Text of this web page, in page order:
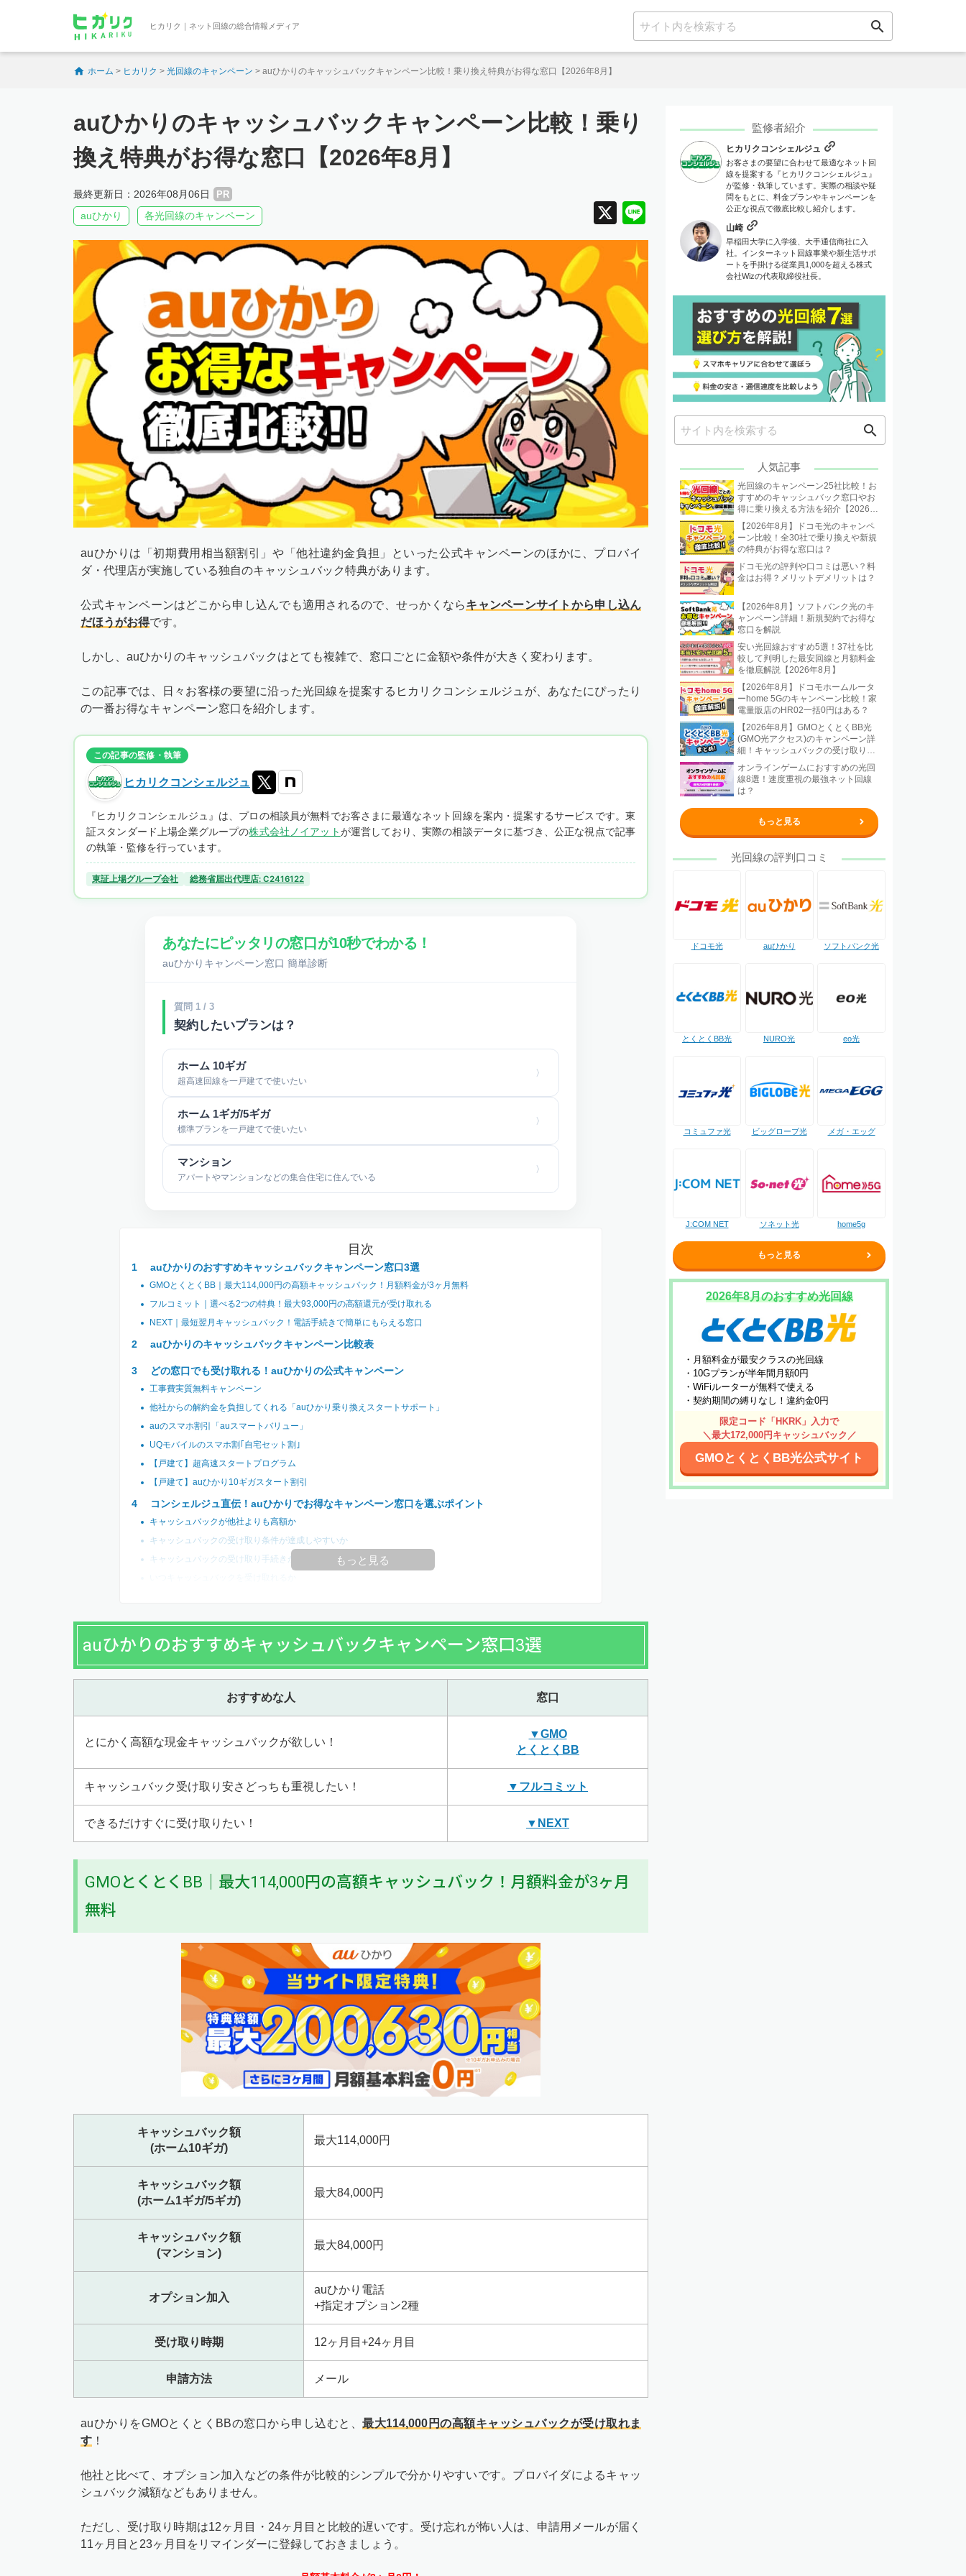
ヒカリク｜ネット回線の総合情報メディア search
ホーム > ヒカリク > 光回線のキャンペーン > auひかりのキャッシュバックキャンペーン比較！乗り換え特典がお得な窓口【2026年8月】
auひかりのキャッシュバックキャンペーン比較！乗り
換え特典がお得な窓口【2026年8月】
最終更新日：2026年08月06日 PR
X
auひかり 各光回線のキャンペーン
auひかりは「初期費用相当額割引」や「他社違約金負担」といった公式キャンペーンのほかに、プロバイ
ダ・代理店が実施している独自のキャッシュバック特典があります。
公式キャンペーンはどこから申し込んでも適用されるので、せっかくならキャンペーンサイトから申し込ん
だほうがお得です。
しかし、auひかりのキャッシュバックはとても複雑で、窓口ごとに金額や条件が大きく変わります。
この記事では、日々お客様の要望に沿った光回線を提案するヒカリクコンシェルジュが、あなたにぴったり
の一番お得なキャンペーン窓口を紹介します。
この記事の監修・執筆
ヒカリクコンシェルジュ
『ヒカリクコンシェルジュ』は、プロの相談員が無料でお客さまに最適なネット回線を案内・提案するサービスです。東
証スタンダード上場企業グループの株式会社ノイアットが運営しており、実際の相談データに基づき、公正な視点で記事
の執筆・監修を行っています。
東証上場グループ会社 総務省届出代理店: C2416122
あなたにピッタリの窓口が10秒でわかる！
auひかりキャンペーン窓口 簡単診断
質問 1 / 3
契約したいプランは？
ホーム 10ギガ
超高速回線を一戸建てで使いたい
ホーム 1ギガ/5ギガ
標準プランを一戸建てで使いたい
マンション
アパートやマンションなどの集合住宅に住んでいる
目次
auひかりのおすすめキャッシュバックキャンペーン窓口3選
GMOとくとくBB｜最大114,000円の高額キャッシュバック！月額料金が3ヶ月無料
フルコミット｜選べる2つの特典！最大93,000円の高額還元が受け取れる
NEXT｜最短翌月キャッシュバック！電話手続きで簡単にもらえる窓口
auひかりのキャッシュバックキャンペーン比較表
どの窓口でも受け取れる！auひかりの公式キャンペーン
工事費実質無料キャンペーン
他社からの解約金を負担してくれる「auひかり乗り換えスタートサポート」
auのスマホ割引「auスマートバリュー」
UQモバイルのスマホ割｢自宅セット割｣
【戸建て】超高速スタートプログラム
【戸建て】auひかり10ギガスタート割引
コンシェルジュ直伝！auひかりでお得なキャンペーン窓口を選ぶポイント
キャッシュバックが他社よりも高額か
キャッシュバックの受け取り条件が達成しやすいか
キャッシュバックの受け取り手続きが簡単か
もっと見る
auひかりのおすすめキャッシュバックキャンペーン窓口3選
おすすめな人 窓口
とにかく高額な現金キャッシュバックが欲しい！
▼GMO
とくとくBB
キャッシュバック受け取り安さどっちも重視したい！ ▼フルコミット
できるだけすぐに受け取りたい！ ▼NEXT
GMOとくとくBB｜最大114,000円の高額キャッシュバック！月額料金が3ヶ月
無料
キャッシュバック額
(ホーム10ギガ)
最大114,000円
キャッシュバック額
(ホーム1ギガ/5ギガ)
最大84,000円
キャッシュバック額
(マンション)
最大84,000円
オプション加入
auひかり電話
+指定オプション2種
受け取り時期 12ヶ月目+24ヶ月目
申請方法 メール
auひかりをGMOとくとくBBの窓口から申し込むと、 最大114,000円の高額キャッシュバックが受け取れま
す ！
他社と比べて、オプション加入などの条件が比較的シンプルで分かりやすいです。プロバイダによるキャッ
シュバック減額などもありません。
ただし、受け取り時期は12ヶ月目・24ヶ月目と比較的遅いです。受け忘れが怖い人は、申請用メールが届く
11ヶ月目と23ヶ月目をリマインダーに登録しておきましょう。
監修者紹介
ヒカリクコンシェルジュ
お客さまの要望に合わせて最適なネット回
線を提案する『ヒカリクコンシェルジュ』
が監修・執筆しています。実際の相談や疑
問をもとに、料金プランやキャンペーンを
公正な視点で徹底比較し紹介します。
山崎
早稲田大学に入学後、大手通信商社に入
社。インターネット回線事業や新生活サポ
ートを手掛ける従業員1,000を超える株式
会社Wizの代表取締役社長。
search
人気記事
光回線のキャンペーン25社比較！お
すすめのキャッシュバック窓口やお
得に乗り換える方法を紹介【2026年
8月】
【2026年8月】ドコモ光のキャンペ
ーン比較！全30社で乗り換えや新規
の特典がお得な窓口は？
ドコモ光の評判や口コミは悪い？料
金はお得？メリットデメリットは？
【2026年8月】ソフトバンク光のキ
ャンペーン詳細！新規契約でお得な
窓口を解説
安い光回線おすすめ5選！37社を比
較して判明した最安回線と月額料金
を徹底解説【2026年8月】
【2026年8月】ドコモホームルータ
ーhome 5Gのキャンペーン比較！家
電量販店のHR02一括0円はある？
【2026年8月】GMOとくとくBB光
(GMO光アクセス)のキャンペーン詳
細！キャッシュバックの受け取り方
法も解説
オンラインゲームにおすすめの光回
線8選！速度重視の最強ネット回線
は？
もっと見る
光回線の評判口コミ
ドコモ光 auひかり ソフトバンク光
とくとくBB光 NURO光 eo光
コミュファ光 ビッグローブ光 メガ・エッグ
J:COM NET ソネット光 home5g
もっと見る
2026年8月のおすすめ光回線
・月額料金が最安クラスの光回線
・10Gプランが半年間月額0円
・WiFiルーターが無料で使える
・契約期間の縛りなし！違約金0円
限定コード「HKRK」入力で
＼最大172,000円キャッシュバック／
GMOとくとくBB光公式サイト